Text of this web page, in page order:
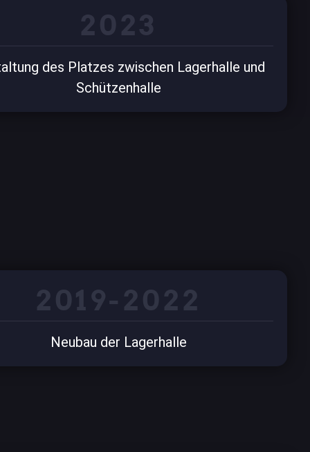
2023
des Platzes zwischen Lagerhalle und
Schützenhalle
2019-2022
Neubau der Lagerhalle